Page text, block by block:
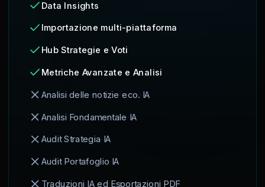
Data Insights
Importazione multi-piattaforma
Hub Strategie e Voti
Metriche Avanzate e Analisi
Analisi delle notizie eco. IA
Analisi Fondamentale IA
Audit Strategia IA
Audit Portafoglio IA
Traduzioni IA ed Esportazioni PDF